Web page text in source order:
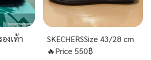
งเท้า
SKECHERSSize 43/28 cm
🔥Price 550฿